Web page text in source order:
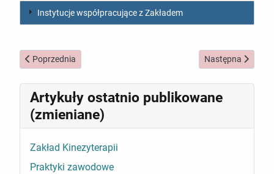
Instytucje współpracujące z Zakładem
Poprzednia strona: Zakład Rehabilitacji w Chorobach Wieku
Poprzednia Następna strona:
Następna
Artykuły ostatnio publikowane
(zmieniane)
Zakład Kinezyterapii
Praktyki zawodowe